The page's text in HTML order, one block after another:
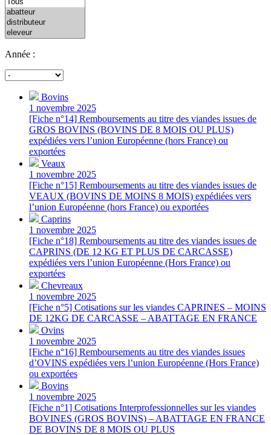
Année :
Bovins
1 novembre 2025
[Fiche n°14] Remboursements au titre des viandes issues de
GROS BOVINS (BOVINS DE 8 MOIS OU PLUS)
expédiées vers l’union Européenne (hors France) ou
exportées
Veaux
1 novembre 2025
[Fiche n°15] Remboursements au titre des viandes issues de
VEAUX (BOVINS DE MOINS 8 MOIS) expédiées vers
l’union Européenne (hors France) ou exportées
Caprins
1 novembre 2025
[Fiche n°18] Remboursements au titre des viandes issues de
CAPRINS (DE 12 KG ET PLUS DE CARCASSE)
expédiées vers l’union Européenne (Hors France) ou
exportées
Chevreaux
1 novembre 2025
[Fiche n°5] Cotisations sur les viandes CAPRINES – MOINS
DE 12KG DE CARCASSE – ABATTAGE EN FRANCE
Ovins
1 novembre 2025
[Fiche n°16] Remboursements au titre des viandes issues
d’OVINS expédiées vers l’union Européenne (Hors France)
ou exportées
Bovins
1 novembre 2025
[Fiche n°1] Cotisations Interprofessionnelles sur les viandes
BOVINES (GROS BOVINS) – ABATTAGE EN FRANCE
DE BOVINS DE 8 MOIS OU PLUS